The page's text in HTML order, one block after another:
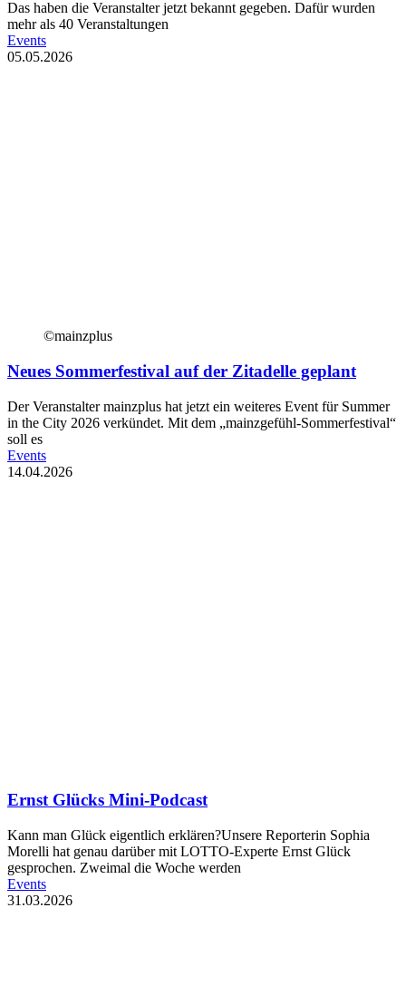
Das haben die Veranstalter jetzt bekannt gegeben. Dafür wurden
mehr als 40 Veranstaltungen
Events
05.05.2026
©mainzplus
Neues Sommerfestival auf der Zitadelle geplant
Der Veranstalter mainzplus hat jetzt ein weiteres Event für Summer
in the City 2026 verkündet. Mit dem „mainzgefühl-Sommerfestival“
soll es
Events
14.04.2026
Ernst Glücks Mini-Podcast
Kann man Glück eigentlich erklären?Unsere Reporterin Sophia
Morelli hat genau darüber mit LOTTO-Experte Ernst Glück
gesprochen. Zweimal die Woche werden
Events
31.03.2026